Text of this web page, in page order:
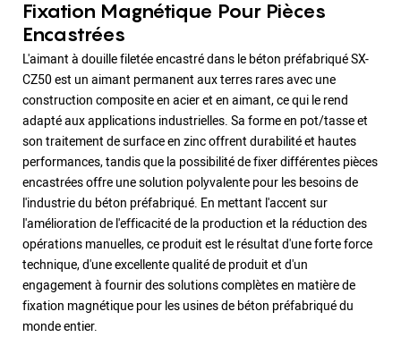
Fixation Magnétique Pour Pièces
Encastrées
L'aimant à douille filetée encastré dans le béton préfabriqué SX-
CZ50 est un aimant permanent aux terres rares avec une
construction composite en acier et en aimant, ce qui le rend
adapté aux applications industrielles. Sa forme en pot/tasse et
son traitement de surface en zinc offrent durabilité et hautes
performances, tandis que la possibilité de fixer différentes pièces
encastrées offre une solution polyvalente pour les besoins de
l'industrie du béton préfabriqué. En mettant l'accent sur
l'amélioration de l'efficacité de la production et la réduction des
opérations manuelles, ce produit est le résultat d'une forte force
technique, d'une excellente qualité de produit et d'un
engagement à fournir des solutions complètes en matière de
fixation magnétique pour les usines de béton préfabriqué du
monde entier.